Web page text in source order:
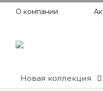
О компании
Новая коллекция